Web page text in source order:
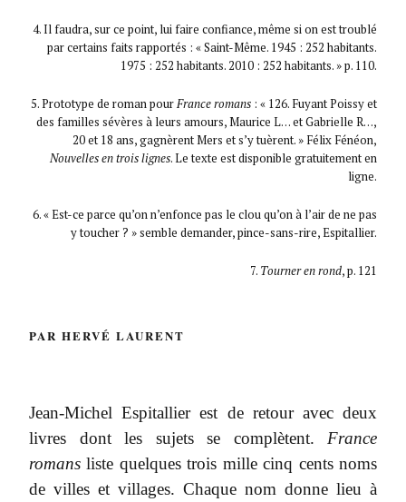
4. Il faudra, sur ce point, lui faire confiance, même si on est troublé
par certains faits rapportés : « Saint-Même. 1945 : 252 habitants.
1975 : 252 habitants. 2010 : 252 habitants. » p. 110.
5. Prototype de roman pourFrance romans : « 126. Fuyant Poissy et
des familles sévères à leurs amours, Maurice L… et Gabrielle R…,
20 et 18 ans, gagnèrent Mers et s’y tuèrent. » Félix Fénéon,
Nouvelles en trois lignes. Le texte est disponible gratuitement en
ligne.
6. « Est-ce parce qu’on n’enfonce pas le clou qu’on à l’air de ne pas
y toucher ? » semble demander, pince-sans-rire, Espitallier.
7. Tourner en rond, p. 121
PAR HERVÉ LAURENT
Jean-Michel Espitallier est de retour avec deux
livres dont les sujets se complètent. France
romans liste quelques trois mille cinq cents noms
de villes et villages. Chaque nom donne lieu à